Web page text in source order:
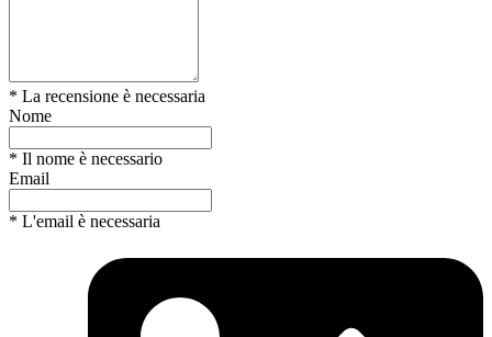
* La recensione è necessaria
Nome
* Il nome è necessario
Email
* L'email è necessaria